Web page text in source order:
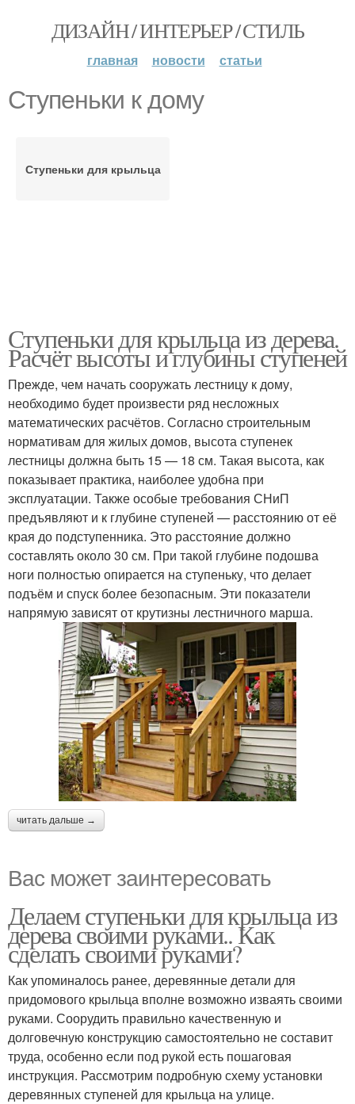
ДИЗАЙН / ИНТЕРЬЕР / СТИЛЬ
главная новости статьи
Ступеньки к дому
Ступеньки для крыльца
Ступеньки для крыльца из дерева.
Расчёт высоты и глубины ступеней
Прежде, чем начать сооружать лестницу к дому,
необходимо будет произвести ряд несложных
математических расчётов. Согласно строительным
нормативам для жилых домов, высота ступенек
лестницы должна быть 15 — 18 см. Такая высота, как
показывает практика, наиболее удобна при
эксплуатации. Также особые требования СНиП
предъявляют и к глубине ступеней — расстоянию от её
края до подступенника. Это расстояние должно
составлять около 30 см. При такой глубине подошва
ноги полностью опирается на ступеньку, что делает
подъём и спуск более безопасным. Эти показатели
напрямую зависят от крутизны лестничного марша.
читать дальше →
Вас может заинтересовать
Делаем ступеньки для крыльца из
дерева своими руками.. Как
сделать своими руками?
Как упоминалось ранее, деревянные детали для
придомового крыльца вполне возможно изваять своими
руками. Соорудить правильно качественную и
долговечную конструкцию самостоятельно не составит
труда, особенно если под рукой есть пошаговая
инструкция. Рассмотрим подробную схему установки
деревянных ступеней для крыльца на улице.